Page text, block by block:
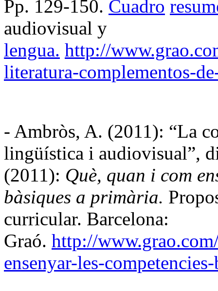
Pp. 129-150. Cuadro
audiovisual y
lengua. http://
literatura-complementos-
- Ambròs, A. (2011): “La
lingüística i audiovisual”,
(2011): Què, quan i com
bàsiques a primària.
curricular. Barcelona:
Graó. http://
ensenyar-les-